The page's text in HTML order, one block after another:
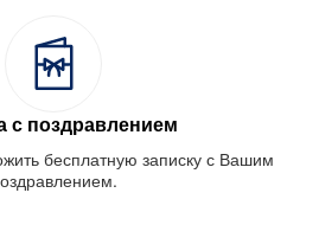
с поздравлением
бесплатную записку с Вашим